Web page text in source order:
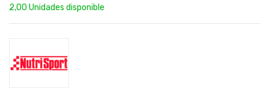
2,00 Unidades disponible